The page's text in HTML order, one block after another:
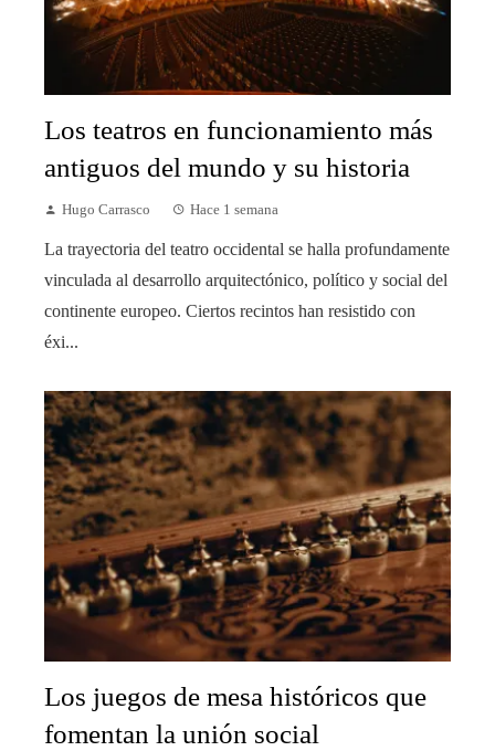
Los teatros en funcionamiento más
antiguos del mundo y su historia
Hugo Carrasco Hace 1 semana
La trayectoria del teatro occidental se halla profundamente
vinculada al desarrollo arquitectónico, político y social del
continente europeo. Ciertos recintos han resistido con
éxi...
Los juegos de mesa históricos que
fomentan la unión social